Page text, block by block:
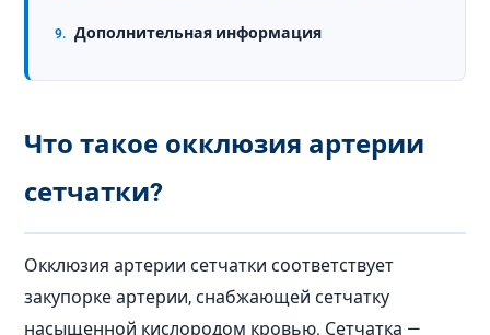
Дополнительная информация
Что такое окклюзия артерии
сетчатки?
Окклюзия артерии сетчатки соответствует
закупорке артерии, снабжающей сетчатку
насыщенной кислородом кровью. Сетчатка —